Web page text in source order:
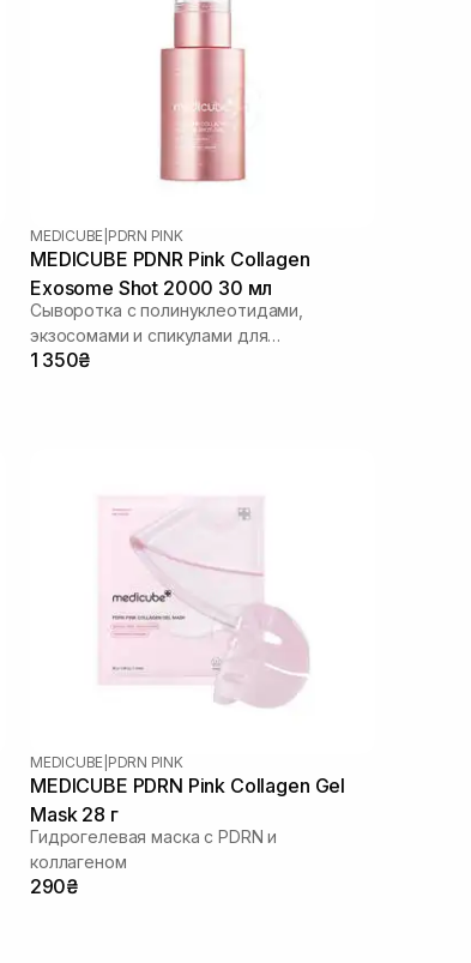
MEDICUBE PDRN PINK
MEDICUBE PDNR Pink Collagen
Exosome Shot 2000 30 мл
Сыворотка с полинуклеотидами,
экзосомами и спикулами для
ежедневного использования
1 350₴
MEDICUBE PDRN PINK
MEDICUBE PDRN Pink Collagen Gel
Mask 28 г
Гидрогелевая маска с PDRN и
коллагеном
290₴